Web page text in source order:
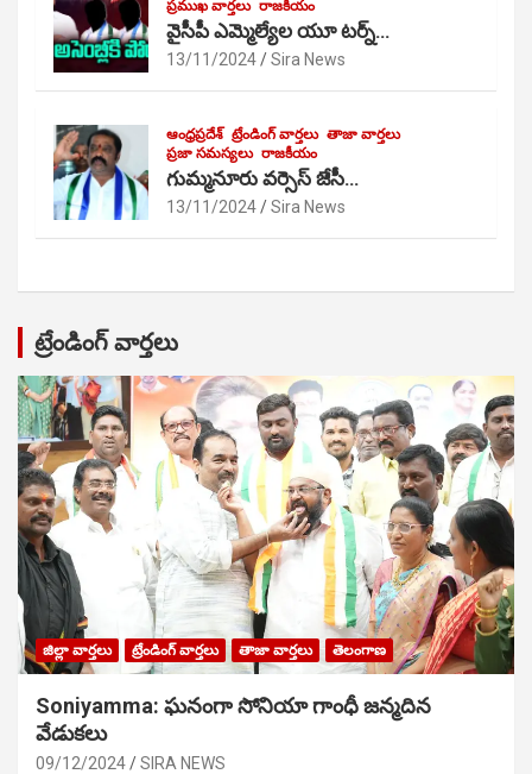
ప్రముఖ వార్తలు రాజకీయం
వైసీపీ ఎమ్మెల్యేల యూ టర్న్…
13/11/2024 Sira News
ఆంధ్రప్రదేశ్ ట్రేండింగ్ వార్తలు తాజా వార్తలు
ప్రజా సమస్యలు రాజకీయం
గుమ్మనూరు వర్సెస్ జేసీ…
13/11/2024 Sira News
ట్రేండింగ్ వార్తలు
జిల్లా వార్తలు ట్రేండింగ్ వార్తలు తాజా వార్తలు తెలంగాణ
Soniyamma: ఘ‌నంగా సోనియా గాంధీ జ‌న్మ‌దిన
వేడుక‌లు
09/12/2024 SIRA NEWS